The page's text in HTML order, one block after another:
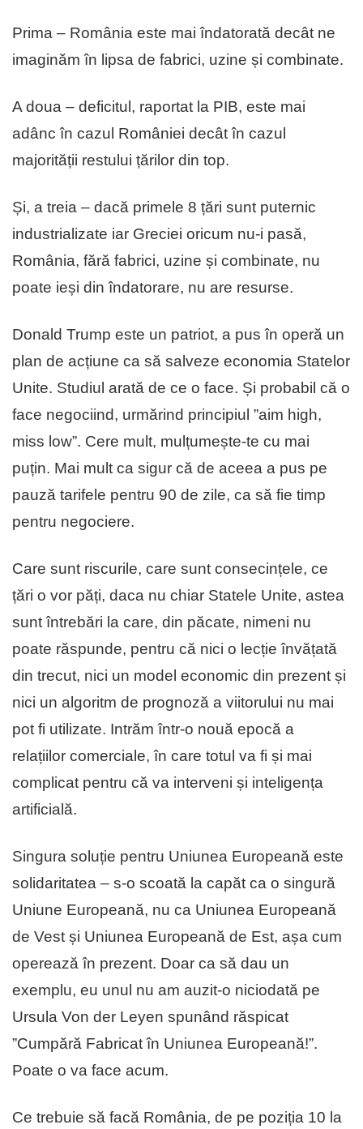
Prima – România este mai îndatorată decât ne
imaginăm în lipsa de fabrici, uzine și combinate.
A doua – deficitul, raportat la PIB, este mai
adânc în cazul României decât în cazul
majorității restului țărilor din top.
Și, a treia – dacă primele 8 țări sunt puternic
industrializate iar Greciei oricum nu-i pasă,
România, fără fabrici, uzine și combinate, nu
poate ieși din îndatorare, nu are resurse.
Donald Trump este un patriot, a pus în operă un
plan de acțiune ca să salveze economia Statelor
Unite. Studiul arată de ce o face. Și probabil că o
face negociind, urmărind principiul ”aim high,
miss low”. Cere mult, mulțumește-te cu mai
puțin. Mai mult ca sigur că de aceea a pus pe
pauză tarifele pentru 90 de zile, ca să fie timp
pentru negociere.
Care sunt riscurile, care sunt consecințele, ce
țări o vor păți, daca nu chiar Statele Unite, astea
sunt întrebări la care, din păcate, nimeni nu
poate răspunde, pentru că nici o lecție învățată
din trecut, nici un model economic din prezent și
nici un algoritm de prognoză a viitorului nu mai
pot fi utilizate. Intrăm într-o nouă epocă a
relațiilor comerciale, în care totul va fi și mai
complicat pentru că va interveni și inteligența
artificială.
Singura soluție pentru Uniunea Europeană este
solidaritatea – s-o scoată la capăt ca o singură
Uniune Europeană, nu ca Uniunea Europeană
de Vest și Uniunea Europeană de Est, așa cum
operează în prezent. Doar ca să dau un
exemplu, eu unul nu am auzit-o niciodată pe
Ursula Von der Leyen spunând răspicat
”Cumpără Fabricat în Uniunea Europeană!”.
Poate o va face acum.
Ce trebuie să facă România, de pe poziția 10 la